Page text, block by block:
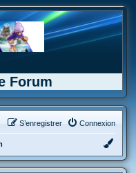
Forum
Connexion
S’enregistrer